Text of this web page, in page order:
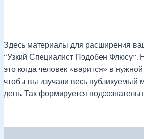
Здесь материалы для расширения
“Узкий Специалист Подобен Флюсу”.
это когда человек «варится» в
чтобы вы изучали весь публикуемый
день. Так формируется